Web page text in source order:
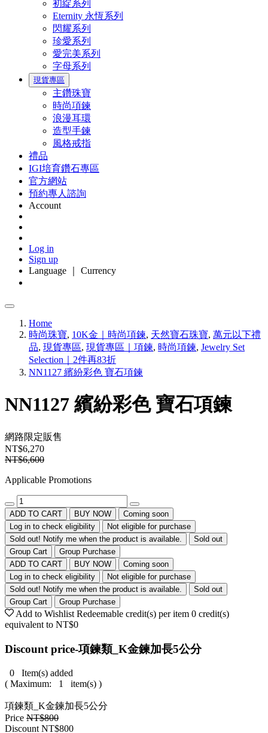
初綻系列
Eternity 永恆系列
閃耀系列
珍愛系列
愛完美系列
字母系列
現貨專區
主鑽珠寶
時尚項鍊
浪漫耳環
造型手鍊
風格戒指
禮品
IGI培育鑽石專區
官方網站
預約專人諮詢
Account
Log in
Sign up
Language ｜ Currency
Home
時尚珠寶, 10K金｜時尚項鍊, 天然寶石珠寶, 萬元以下禮
品, 現貨專區, 現貨專區｜項鍊, 時尚項鍊, Jewelry Set
Selection｜2件再83折
NN1127 繽紛彩色 寶石項鍊
NN1127 繽紛彩色 寶石項鍊
網路限定販售
NT$6,270
NT$6,600
Applicable Promotions
ADD TO CART BUY NOW
Coming soon
Log in to check eligibility
Not eligible for purchase
Sold out! Notify me when the product is available.
Sold out
Group Cart
Group Purchase
ADD TO CART
BUY NOW
Coming soon
Log in to check eligibility
Not eligible for purchase
Sold out! Notify me when the product is available.
Sold out
Group Cart
Group Purchase
Add to Wishlist Redeemable credit(s) per item 0 credit(s)
equivalent to NT$0
Discount price-項鍊類_K金鍊加長5公分
0 Item(s) added
( Maximum: 1 item(s) )
項鍊類_K金鍊加長5公分
Price NT$800
Discount NT$800